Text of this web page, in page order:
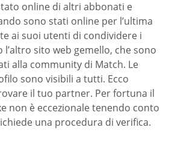
online di altri abbonati e
sono stati online per l’ultima
ai suoi utenti di condividere i
sito web gemello, che sono
alla community di Match. Le
sono visibili a tutti. Ecco
il tuo partner. Per fortuna il
non è eccezionale tenendo conto
una procedura di verifica.